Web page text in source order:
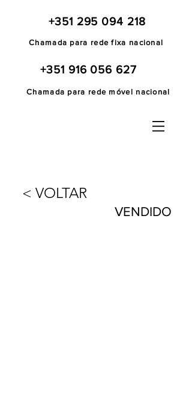
+351 295 094 218
Chamada para rede fixa nacional
+351 916 056 627
Chamada para rede móvel nacional
< VOLTAR
VENDIDO